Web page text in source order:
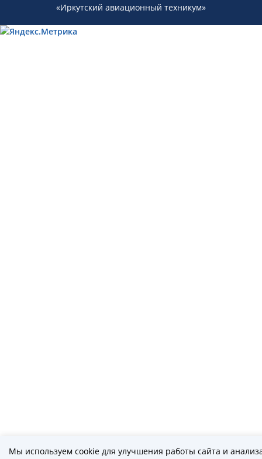
«Иркутский авиационный техникум»
Мы используем cookie для улучшения работы сайта и